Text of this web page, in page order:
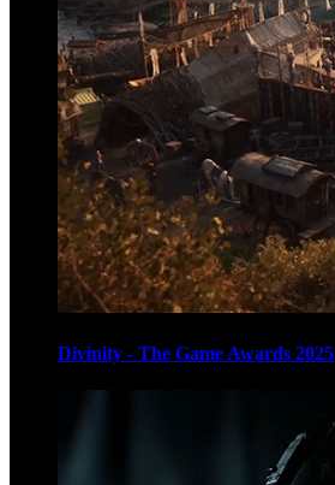
Divinity - The Game Awards 2025